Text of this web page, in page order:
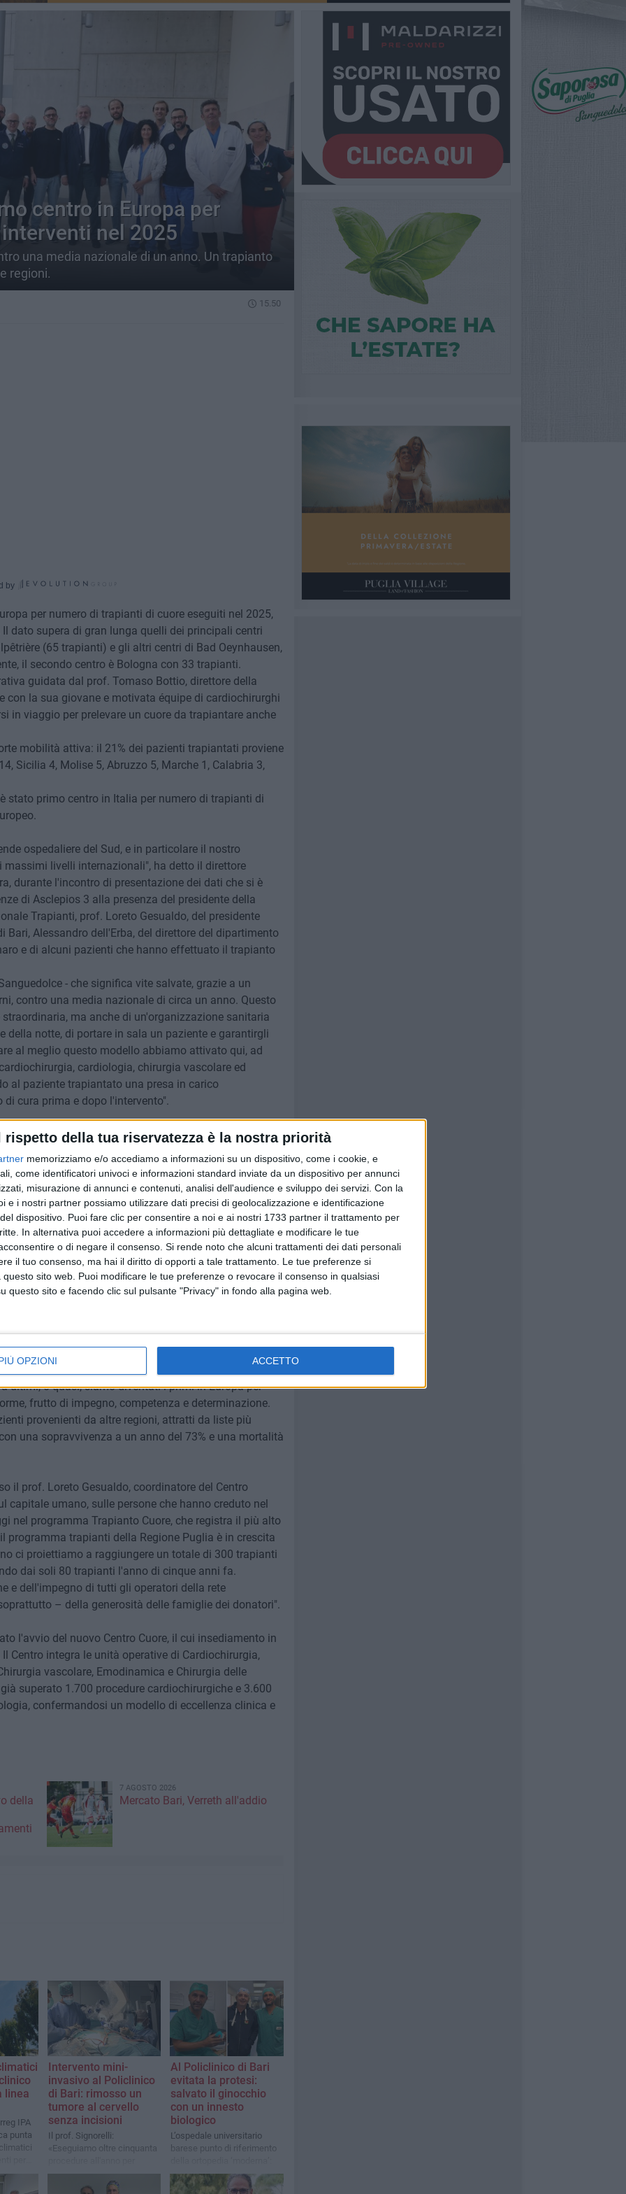
rispetto della tua riservatezza è la nostra priorità
memorizziamo e/o accediamo a informazioni su un dispositivo, come i cookie, e
come identificatori univoci e informazioni standard inviate da un dispositivo per annunci
misurazione di annunci e contenuti, analisi dell'audience e sviluppo dei servizi. Con la
e i nostri partner possiamo utilizzare dati precisi di geolocalizzazione e identificazione
dispositivo. Puoi fare clic per consentire a noi e ai nostri 1733 partner il trattamento per
In alternativa puoi accedere a informazioni più dettagliate e modificare le tue
o di negare il consenso. Si rende noto che alcuni trattamenti dei dati personali
il tuo consenso, ma hai il diritto di opporti a tale trattamento. Le tue preferenze si
sito web. Puoi modificare le tue preferenze o revocare il consenso in qualsiasi
questo sito e facendo clic sul pulsante "Privacy" in fondo alla pagina web.
OPZIONI ACCETTO
centro in Europa per
nel 2025
una media nazionale di un anno. Un trapianto
regioni.
15.50
by
per numero di trapianti di cuore eseguiti nel 2025,
dato supera di gran lunga quelli dei principali centri
(65 trapianti) e gli altri centri di Bad Oeynhausen,
il secondo centro è Bologna con 33 trapianti.
guidata dal prof. Tomaso Bottio, direttore della
con la sua giovane e motivata équipe di cardiochirurghi
in viaggio per prelevare un cuore da trapiantare anche
mobilità attiva: il 21% dei pazienti trapiantati proviene
Sicilia 4, Molise 5, Abruzzo 5, Marche 1, Calabria 3,
stato primo centro in Italia per numero di trapianti di
ospedaliere del Sud, e in particolare il nostro
livelli internazionali", ha detto il direttore
durante l'incontro di presentazione dei dati che si è
di Asclepios 3 alla presenza del presidente della
Trapianti, prof. Loreto Gesualdo, del presidente
Alessandro dell'Erba, del direttore del dipartimento
e di alcuni pazienti che hanno effettuato il trapianto
- che significa vite salvate, grazie a un
contro una media nazionale di circa un anno. Questo
ma anche di un'organizzazione sanitaria
della notte, di portare in sala un paziente e garantirgli
al meglio questo modello abbiamo attivato qui, ad
cardiologia, chirurgia vascolare ed
al paziente trapiantato una presa in carico
cura prima e dopo l'intervento".
– ha detto il presidente della Regione – eravamo in
In un tempo non breve ma, in questo campo, non
d'Europa nella capacità di effettuare trapianti di
complessità e dimostrano la maturità di un sistema e
hanno bisogno della donazione, un atto che
un valore fondamentale.
la propria disponibilità alla donazione degli organi.
nel dolore profondo di quei momenti, la donazione
persone che sopravvivono grazie agli organi della
ma anche a tutti i donatori, che sono sempre nel mio
negli anni – ha aggiunto il prof. Tomaso Bottio
ultimi, o quasi, siamo diventati i primi in Europa per
frutto di impegno, competenza e determinazione.
provenienti da altre regioni, attratti da liste più
una sopravvivenza a un anno del 73% e una mortalità
il prof. Loreto Gesualdo, coordinatore del Centro
capitale umano, sulle persone che hanno creduto nel
nel programma Trapianto Cuore, che registra il più alto
programma trapianti della Regione Puglia è in crescita
ci proiettiamo a raggiungere un totale di 300 trapianti
dai soli 80 trapianti l'anno di cinque anni fa.
e dell'impegno di tutti gli operatori della rete
– della generosità delle famiglie dei donatori".
l'avvio del nuovo Centro Cuore, il cui insediamento in
Centro integra le unità operative di Cardiochirurgia,
vascolare, Emodinamica e Chirurgia delle
superato 1.700 procedure cardiochirurgiche e 3.600
confermandosi un modello di eccellenza clinica e
della
7 AGOSTO 2026
Mercato Bari, Verreth all'addio
linea
IPA
punta
dei
Intervento mini-
invasivo al Policlinico
di Bari: rimosso un
tumore al cervello
senza incisioni
Il prof. Signorelli:
«Eseguiamo oltre cinquanta
patologie dell'ipofisi,
prevalentemente di natura
Al Policlinico di Bari
evitata la protesi:
salvato il ginocchio
con un innesto
biologico
L’ospedale universitario
barese punto di riferimento
dalla pianificazione con
modello 3D alle terapie